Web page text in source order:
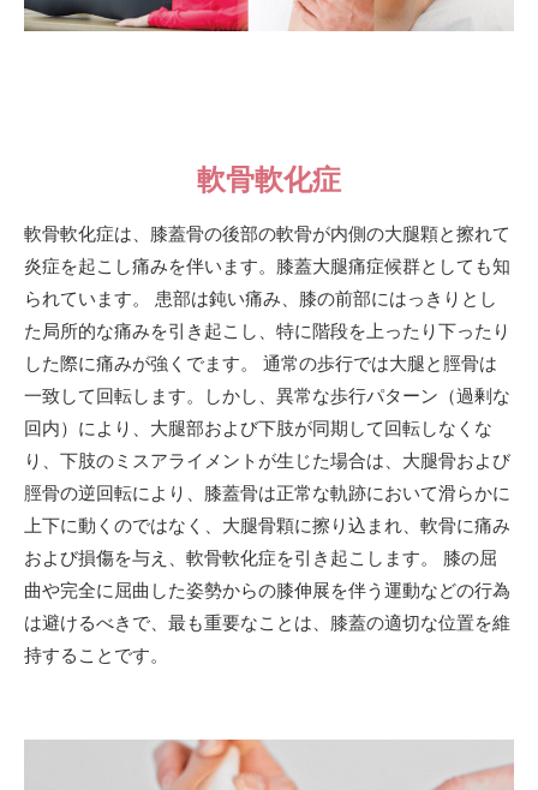
軟骨軟化症
軟骨軟化症は、膝蓋骨の後部の軟骨が内側の大腿顆と擦れて
炎症を起こし痛みを伴います。膝蓋大腿痛症候群としても知
られています。 患部は鈍い痛み、膝の前部にはっきりとし
た局所的な痛みを引き起こし、特に階段を上ったり下ったり
した際に痛みが強くでます。 通常の歩行では大腿と脛骨は
一致して回転します。しかし、異常な歩行パターン（過剰な
回内）により、大腿部および下肢が同期して回転しなくな
り、下肢のミスアライメントが生じた場合は、大腿骨および
脛骨の逆回転により、膝蓋骨は正常な軌跡において滑らかに
上下に動くのではなく、大腿骨顆に擦り込まれ、軟骨に痛み
および損傷を与え、軟骨軟化症を引き起こします。 膝の屈
曲や完全に屈曲した姿勢からの膝伸展を伴う運動などの行為
は避けるべきで、最も重要なことは、膝蓋の適切な位置を維
持することです。